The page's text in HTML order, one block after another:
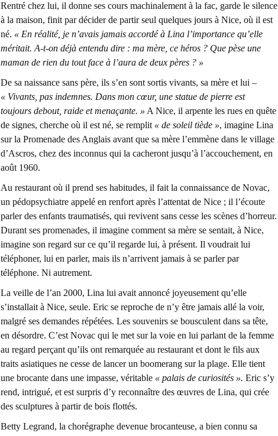
Rentré chez lui, il donne ses cours machinalement à la fac, garde le silence
à la maison, finit par décider de partir seul quelques jours à Nice, où il est
né. « En réalité, je n’avais jamais accordé à Lina l’importance qu’elle
méritait. A-t-on déjà entendu dire : ma mère, ce héros ? Que pèse une
maman de rien du tout face à l’aura de deux pères ? »
De sa naissance sans père, ils s’en sont sortis vivants, sa mère et lui –
« Vivants, pas indemnes. Dans mon cœur, une statue de pierre est
toujours debout, raide et menaçante. » A Nice, il arpente les rues en quête
de signes, cherche où il est né, se remplit « de soleil tiède », imagine Lina
sur la Promenade des Anglais avant que sa mère l’emmène dans le village
d’Ascros, chez des inconnus qui la cacheront jusqu’à l’accouchement, en
août 1960.
Au restaurant où il prend ses habitudes, il fait la connaissance de Novac,
un pédopsychiatre appelé en renfort après l’attentat de Nice ; il l’écoute
parler des enfants traumatisés, qui revivent sans cesse les scènes d’horreur.
Durant ses promenades, il imagine comment sa mère se sentait, à Nice,
imagine son regard sur ce qu’il regarde lui, à présent. Il voudrait lui
téléphoner, lui en parler, mais ils n’arrivent jamais à se parler par
téléphone. Ni autrement.
La veille de l’an 2000, Lina lui avait annoncé joyeusement qu’elle
s’installait à Nice, seule. Eric se reproche de n’y être jamais allé la voir,
malgré ses demandes répétées. Les souvenirs se bousculent dans sa tête,
en désordre. C’est Novac qui le met sur la voie en lui parlant de la femme
au regard perçant qu’ils ont remarquée au restaurant et dont le fils aux
traits asiatiques ne cesse de lancer un boomerang sur la plage. Elle tient
une brocante dans une impasse, véritable « palais de curiosités ». Eric s’y
rend, intrigué, et est surpris d’y reconnaître des œuvres de Lina, qui crée
des sculptures à partir de bois flottés.
Betty Legrand, la chorégraphe devenue brocanteuse, a bien connu sa